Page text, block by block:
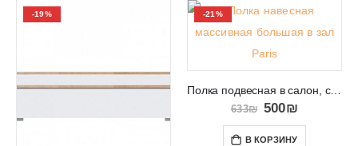
-19% -21%
Полка подвесная в салон, спальню или кабинет Paris
633₪ 500₪
В КОРЗИНУ